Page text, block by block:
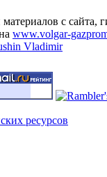
с сайта,
www.volgar-
Vladimir